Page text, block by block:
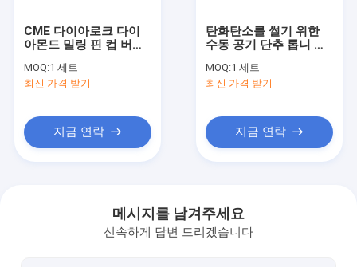
뉴스
경우
더 홀 망치 아래로
CME 다이아로크 다이
아몬드 밀링 핀 컵 버튼
MOQ:1 세트
최신 가격 받기
지금 연락
탄화탄소를 썰기 위한
수동 공기 단추 톱니 톱
MOQ:1 세트
최신 가격 받기
지금 연락
메시지를 남겨주세요
신속하게 답변 드리겠습니다